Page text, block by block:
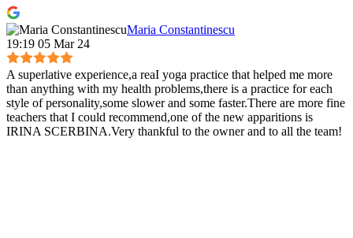
Maria Constantinescu
19:19 05 Mar 24
A superlative experience,a reaI yoga practice that helped me more
than anything with my health problems,there is a practice for each
style of personality,some slower and some faster.There are more fine
teachers that I could recommend,one of the new apparitions is
IRINA SCERBINA.Very thankful to the owner and to all the team!